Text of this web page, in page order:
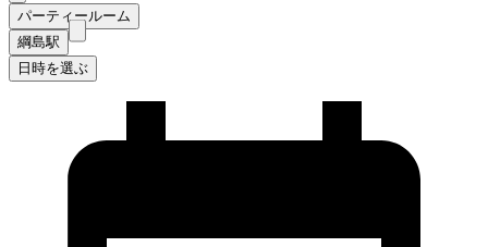
パーティールーム
綱島駅
日時を選ぶ